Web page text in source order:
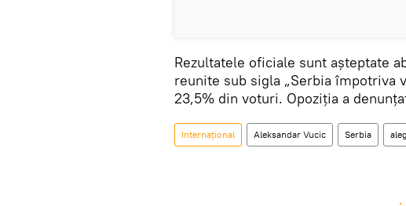
Rezultatele oficiale sunt așteptate
reunite sub sigla „Serbia împotriva
23,5% din voturi. Opoziția a
Internațional Aleksandar Vucic Serbia